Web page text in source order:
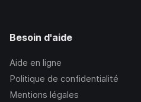
Besoin d'aide
Aide en ligne
Politique de confidentialité
Mentions légales